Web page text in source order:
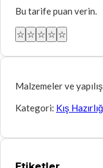
Bu tarife puan verin.
☆ ☆ ☆ ☆ ☆
Malzemeler ve
Kategori: Kış